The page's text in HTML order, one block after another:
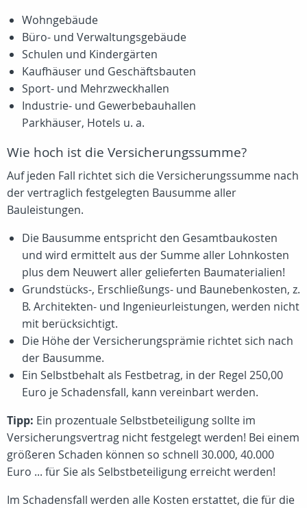
Wohngebäude
Büro- und Verwaltungsgebäude
Schulen und Kindergärten
Kaufhäuser und Geschäftsbauten
Sport- und Mehrzweckhallen
Industrie- und Gewerbebauhallen
Parkhäuser, Hotels u. a.
Wie hoch ist die Versicherungssumme?
Auf jeden Fall richtet sich die Versicherungssumme nach
der vertraglich festgelegten Bausumme aller
Bauleistungen.
Die Bausumme entspricht den Gesamtbaukosten
und wird ermittelt aus der Summe aller Lohnkosten
plus dem Neuwert aller gelieferten Baumaterialien!
Grundstücks-, Erschließungs- und Baunebenkosten, z.
B. Architekten- und Ingenieurleistungen, werden nicht
mit berücksichtigt.
Die Höhe der Versicherungsprämie richtet sich nach
der Bausumme.
Ein Selbstbehalt als Festbetrag, in der Regel 250,00
Euro je Schadensfall, kann vereinbart werden.
Tipp: Ein prozentuale Selbstbeteiligung sollte im
Versicherungsvertrag nicht festgelegt werden! Bei einem
größeren Schaden können so schnell 30.000, 40.000
Euro ... für Sie als Selbstbeteiligung erreicht werden!
Im Schadensfall werden alle Kosten erstattet, die für die